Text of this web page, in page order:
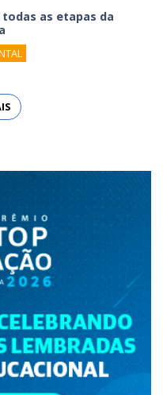
todas as etapas da